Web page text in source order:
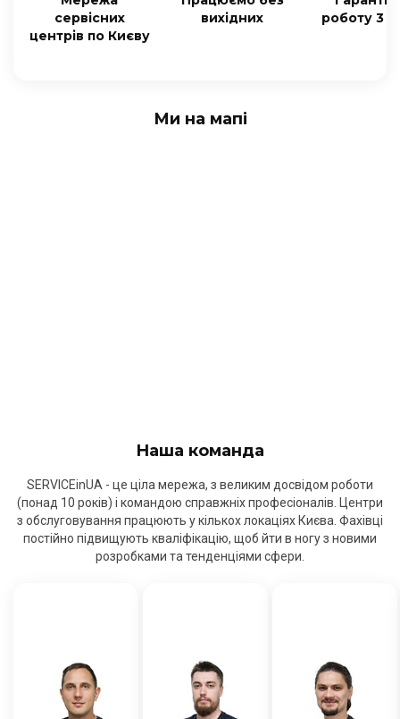
сервісних
центрів по Києву
вихідних
роботу 3
Ми на мапі
Наша команда
SERVICEinUA - це ціла мережа, з великим досвідом роботи
(понад 10 років) і командою справжніх професіоналів. Центри
з обслуговування працюють у кількох локаціях Києва. Фахівці
постійно підвищують кваліфікацію, щоб йти в ногу з новими
розробками та тенденціями сфери.